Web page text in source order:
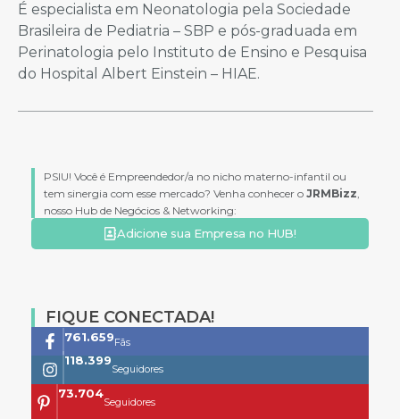
É especialista em Neonatologia pela Sociedade
Brasileira de Pediatria – SBP e pós-graduada em
Perinatologia pelo Instituto de Ensino e Pesquisa
do Hospital Albert Einstein – HIAE.
PSIU! Você é Empreendedor/a no nicho materno-infantil ou
tem sinergia com esse mercado? Venha conhecer o JRMBizz,
nosso Hub de Negócios & Networking:
Adicione sua Empresa no HUB!
FIQUE CONECTADA!
761.659Fãs
118.399
Seguidores
73.704
Seguidores